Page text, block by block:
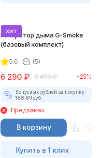
хит
Генератор дыма G-Smoke
(базовый комплект)
5.0 (5)
6 290 ₽ 8 400 ₽ -25%
Бонусных рублей за покупку:
188.89руб.
Предзаказ
В корзину
Купить в 1 клик